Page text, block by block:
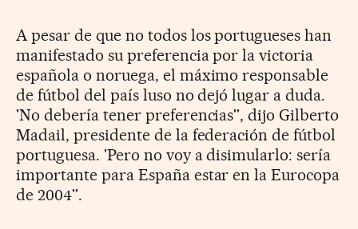
A pesar de que no todos los portugueses han
manifestado su preferencia por la victoria
española o noruega, el máximo responsable
de fútbol del país luso no dejó lugar a duda.
'No debería tener preferencias'', dijo Gilberto
Madail, presidente de la federación de fútbol
portuguesa. 'Pero no voy a disimularlo: sería
importante para España estar en la Eurocopa
de 2004''.